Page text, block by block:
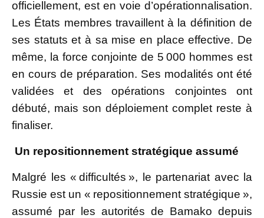
officiellement, est en voie d’opérationnalisation.
Les États membres travaillent à la définition de
ses statuts et à sa mise en place effective. De
même, la force conjointe de 5 000 hommes est
en cours de préparation. Ses modalités ont été
validées et des opérations conjointes ont
débuté, mais son déploiement complet reste à
finaliser.
Un repositionnement stratégique assumé
Malgré les « difficultés », le partenariat avec la
Russie est un « repositionnement stratégique »,
assumé par les autorités de Bamako depuis